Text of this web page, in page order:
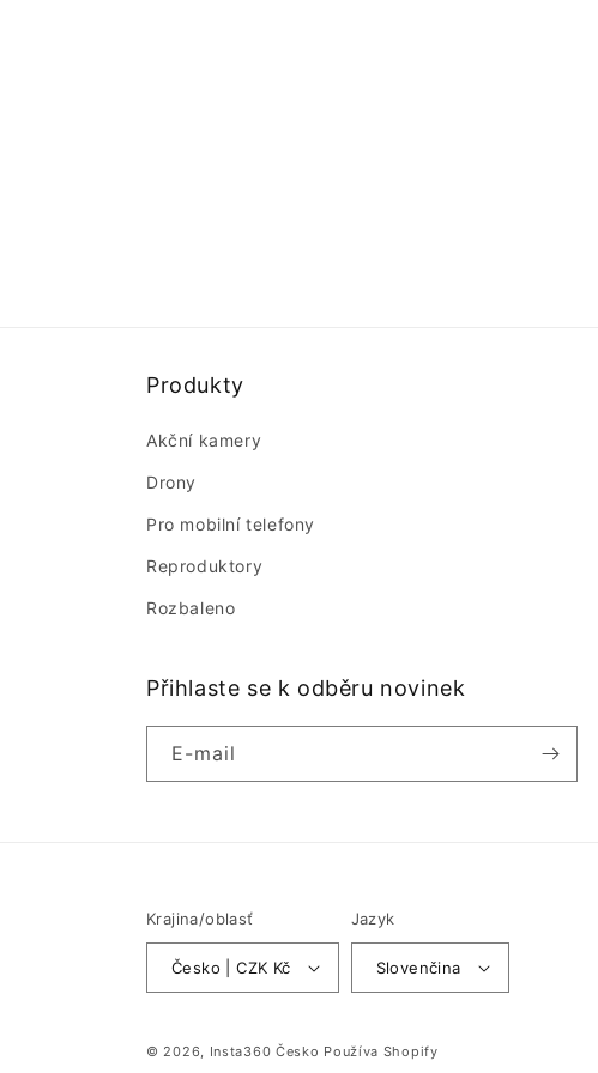
Produkty
Akční kamery
Drony
Pro mobilní telefony
Reproduktory
Rozbaleno
Přihlaste se k odběru novinek
E-mail
Krajina/oblasť
Česko | CZK Kč
Jazyk
Slovenčina
© 2026, Insta360 Česko Používa Shopify